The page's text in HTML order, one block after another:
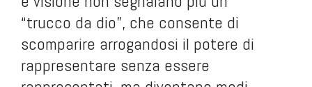
“trucco da dio”, che consente di
scomparire arrogandosi il potere di
rappresentare senza essere